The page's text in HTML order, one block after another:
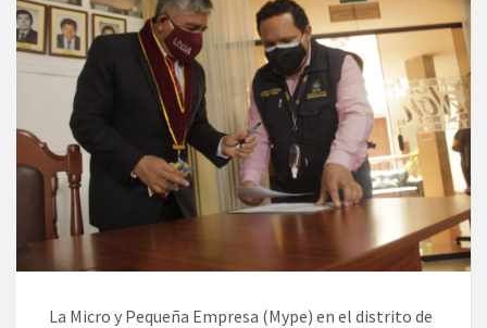
La Micro y Pequeña Empresa (Mype) en el distrito de